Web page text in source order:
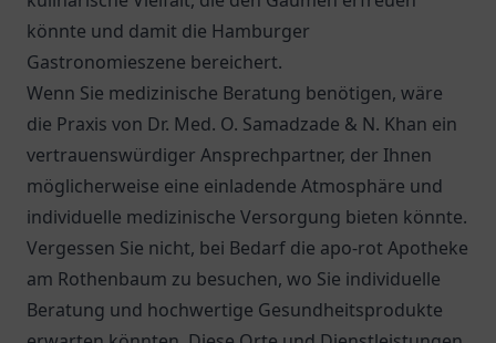
könnte und damit die Hamburger
Gastronomieszene bereichert.
Wenn Sie medizinische Beratung benötigen, wäre
die Praxis von Dr. Med. O. Samadzade & N. Khan ein
vertrauenswürdiger Ansprechpartner, der Ihnen
möglicherweise eine einladende Atmosphäre und
individuelle medizinische Versorgung bieten könnte.
Vergessen Sie nicht, bei Bedarf die apo-rot Apotheke
am Rothenbaum zu besuchen, wo Sie individuelle
Beratung und hochwertige Gesundheitsprodukte